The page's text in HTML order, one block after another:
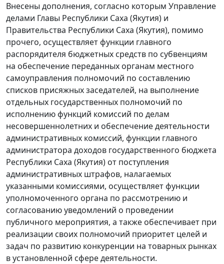
Внесены дополнения, согласно которым Управление
делами Главы Республики Саха (Якутия) и
Правительства Республики Саха (Якутия), помимо
прочего, осуществляет функции главного
распорядителя бюджетных средств по субвенциям
на обеспечение переданных органам местного
самоуправления полномочий по составлению
списков присяжных заседателей, на выполнение
отдельных государственных полномочий по
исполнению функций комиссий по делам
несовершеннолетних и обеспечение деятельности
административных комиссий, функции главного
администратора доходов государственного бюджета
Республики Саха (Якутия) от поступления
административных штрафов, налагаемых
указанными комиссиями, осуществляет функции
уполномоченного органа по рассмотрению и
согласованию уведомлений о проведении
публичного мероприятия, а также обеспечивает при
реализации своих полномочий приоритет целей и
задач по развитию конкуренции на товарных рынках
в установленной сфере деятельности.